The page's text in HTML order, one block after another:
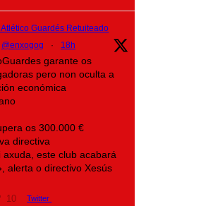
Guardés Retuiteado
@enxogog · 18h
garante os
pero non oculta a
económica
os 300.000 €
directiva
este club acabará
alerta o directivo Xesús
10 Twitter